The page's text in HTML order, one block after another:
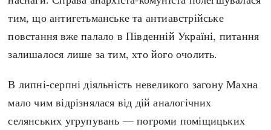
тим, що антигетьманське та антиавстрійське
повстання вже палало в Південній Україні, питання
залишалося лише за тим, хто його очолить.
В липні-серпні діяльність невеликого загону Махна
мало чим відрізнялася від дій аналогічних
селянських угрупувань — погроми поміщицьких